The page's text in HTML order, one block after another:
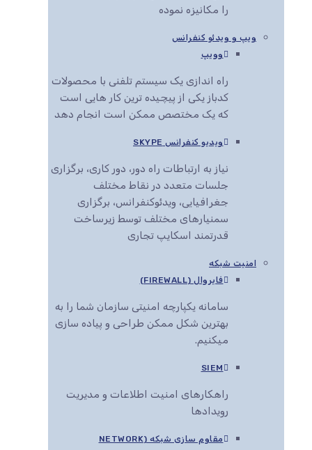
را مکانیزه نموده
ویپ و ویدئو کنفرانس
وویپ
راه اندازی یک سیستم تلفنی با محصولات
کدباز یکی از پیچیده ترین کار هایی است
که یک مختصص ممکن است انجام دهد
ویدیو کنفرانس SKYPE
نیاز به ارتباطات راه دور، دور کاری، برگزاری
جلسات متعدد در نقاط مختلف
جغرافیایی، ویدئوکنفرانس، برگزاری
سمنیارهای مختلف توسط زیرساخت
قدرتمند اسکایپ تجاری
امنیت شبکه
فایروال (FIREWALL)
سامانه یکپارچه امنیتی سازمان شما را به
بهترین شکل ممکن طراحی و پیاده سازی
میکنیم.
SIEM
راهکارهای امنیت اطلاعات و مدیریت
رویدادها
مقاوم سازی شبکه (NETWORK